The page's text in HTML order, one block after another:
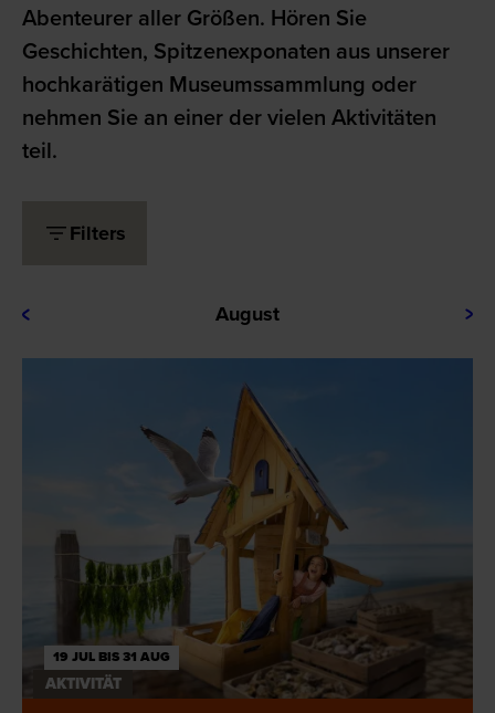
Abenteurer aller Größen. Hören Sie
Geschichten, Spitzenexponaten aus unserer
hochkarätigen Museumssammlung oder
nehmen Sie an einer der vielen Aktivitäten
teil.
Filters
Aktivitäten
August
19 JUL BIS 31 AUG
AKTIVITÄT